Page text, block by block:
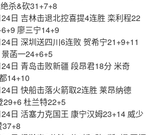
杀&砍31+7+8
日 吉林击退北控喜提4连胜 栾利程22
廖三宁14+9
日 深圳送四川6连败 贺希宁21+9+11
菡一24+6+5
日 青岛击败新疆 段昂君18分 米奇
14+10
日 快船击落火箭取2连胜 莱昂纳德
29+6 杜兰特22+5
日 活塞力克国王 康宁汉姆23+14 威少